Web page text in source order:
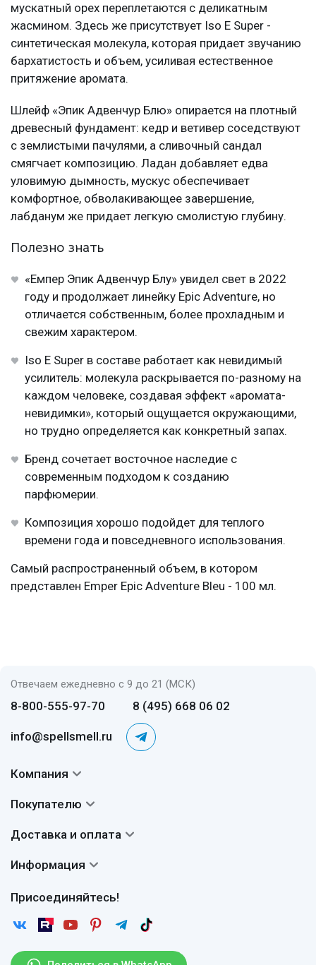
мускатный орех переплетаются с деликатным
жасмином. Здесь же присутствует Iso E Super -
синтетическая молекула, которая придает звучанию
бархатистость и объем, усиливая естественное
притяжение аромата.
Шлейф «Эпик Адвенчур Блю» опирается на плотный
древесный фундамент: кедр и ветивер соседствуют
с землистыми пачулями, а сливочный сандал
смягчает композицию. Ладан добавляет едва
уловимую дымность, мускус обеспечивает
комфортное, обволакивающее завершение,
лабданум же придает легкую смолистую глубину.
Полезно знать
«Емпер Эпик Адвенчур Блу» увидел свет в 2022
году и продолжает линейку Epic Adventure, но
отличается собственным, более прохладным и
свежим характером.
Iso E Super в составе работает как невидимый
усилитель: молекула раскрывается по-разному на
каждом человеке, создавая эффект «аромата-
невидимки», который ощущается окружающими,
но трудно определяется как конкретный запах.
Бренд сочетает восточное наследие с
современным подходом к созданию
парфюмерии.
Композиция хорошо подойдет для теплого
времени года и повседневного использования.
Самый распространенный объем, в котором
представлен Emper Epic Adventure Bleu - 100 мл.
Отвечаем ежедневно с 9 до 21 (МСК)
8-800-555-97-70 8 (495) 668 06 02
info@spellsmell.ru
Присоединяйтесь!
Компания
Авторы
Сертификаты
Покупателю
Вопросы и ответы
Отзывы
Рассылка
Доставка и оплата
Доставка
Возврат
Информация
Пользовательское соглашение
Защита персональных данных